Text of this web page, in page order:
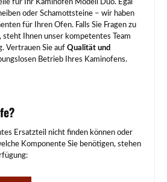
für Ihr Kaminofen Modell Duo. Egal
oder Schamottsteine – wir haben
für Ihren Ofen. Falls Sie Fragen zu
steht Ihnen unser kompetentes Team
Vertrauen Sie auf Qualität und
Betrieb Ihres Kaminofens.
Ersatzteil nicht finden können oder
Komponente Sie benötigen, stehen